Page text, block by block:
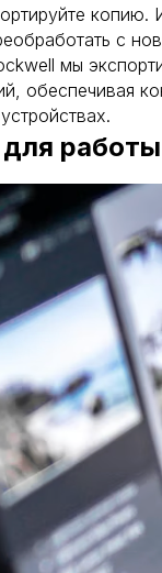
копию.
с
мы
обеспечивая
работы